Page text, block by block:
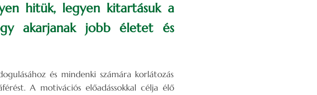
hitük, legyen kitartásuk a
akarjanak jobb életet és
és mindenki számára korlátozás
A motivációs előadássokkal célja élő